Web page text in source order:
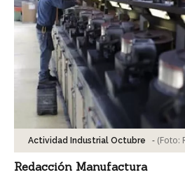
Actividad Industrial Octubre - (Foto:
Redacción Manufactura